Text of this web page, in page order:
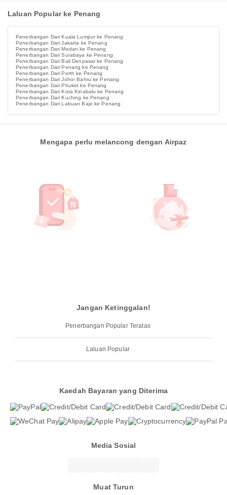
Laluan Popular ke Penang
Penerbangan Dari Kuala Lumpur ke Penang
Penerbangan Dari Jakarta ke Penang
Penerbangan Dari Medan ke Penang
Penerbangan Dari Surabaya ke Penang
Penerbangan Dari Bali Denpasar ke Penang
Penerbangan Dari Penang ke Penang
Penerbangan Dari Perth ke Penang
Penerbangan Dari Johor Bahru ke Penang
Penerbangan Dari Phuket ke Penang
Penerbangan Dari Kota Kinabalu ke Penang
Penerbangan Dari Kuching ke Penang
Penerbangan Dari Labuan Bajo ke Penang
Mengapa perlu melancong dengan Airpaz
Jangan Ketinggalan!
Penerbangan Popular Teratas
Laluan Popular
Kaedah Bayaran yang Diterima
Media Sosial
Muat Turun